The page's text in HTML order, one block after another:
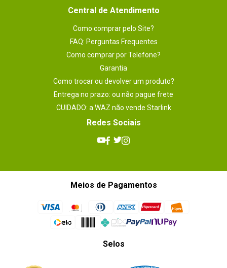
Central de Atendimento
Como comprar pelo Site?
FAQ: Perguntas Frequentes
Como comprar por Telefone?
Garantia
Como trocar ou devolver um produto?
Entrega no prazo: ou não pague frete
CUIDADO: a WAZ não vende Starlink
Redes Sociais
Meios de Pagamentos
Selos